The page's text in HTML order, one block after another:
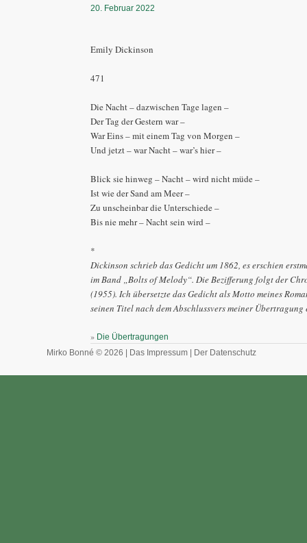
20. Februar 2022
Emily Dickinson
471
Die Nacht – dazwischen Tage lagen –
Der Tag der Gestern war –
War Eins – mit einem Tag von Morgen –
Und jetzt – war Nacht – war’s hier –
Blick sie hinweg – Nacht – wird nicht müde –
Ist wie der Sand am Meer –
Zu unscheinbar die Unterschiede –
Bis nie mehr – Nacht sein wird –
*
Dickinson schrieb das Gedicht um 1862, es erschien
im Band „Bolts of Melody“. Die Bezifferung folgt der
(1955). Ich übersetzte das Gedicht als Motto meines
seinen Titel nach dem Abschlussvers meiner
» Die Übertragungen
Mirko Bonné © 2026 |
Das Impressum Der Datenschutz